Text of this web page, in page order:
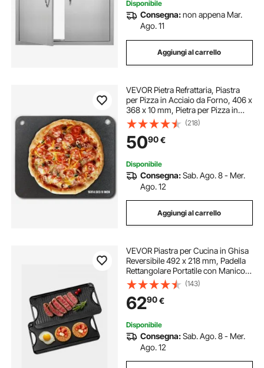
Disponibile
Consegna:non appena Mar.
Ago. 11
Aggiungi al carrello
VEVOR Pietra Refrattaria, Piastra
per Pizza in Acciaio da Forno, 406 x
368 x 10 mm, Pietra per Pizza in
Acciaio al Carbonio, Teglia per
Pizza Resistente per Griglia
Barbecue all'Aperto, Forno Interno
(218)
5090€
Disponibile
Consegna:Sab. Ago. 8 - Mer.
Ago. 12
Aggiungi al carrello
VEVOR Piastra per Cucina in Ghisa
Reversibile 492 x 218 mm, Padella
Rettangolare Portatile con Manico,
Pentolame per Piano Cottura Peso
ca. 6 kg Piastra per Cottura
Barbecue Materiale in Ghisa
(143)
6290€
Disponibile
Consegna:Sab. Ago. 8 - Mer.
Ago. 12